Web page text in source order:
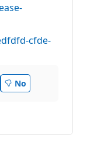
cfde-
No